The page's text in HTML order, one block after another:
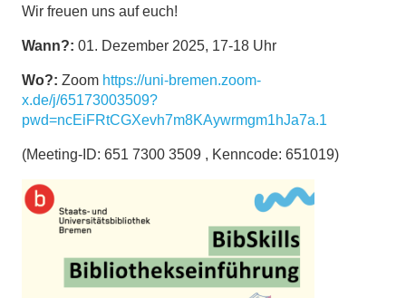
Wir freuen uns auf euch!
Wann?: 01. Dezember 2025, 17-18 Uhr
Wo?: Zoom https://uni-bremen.zoom-
x.de/j/65173003509?
pwd=ncEiFRtCGXevh7m8KAywrmgm1hJa7a.1
(Meeting-ID: 651 7300 3509 , Kenncode: 651019)